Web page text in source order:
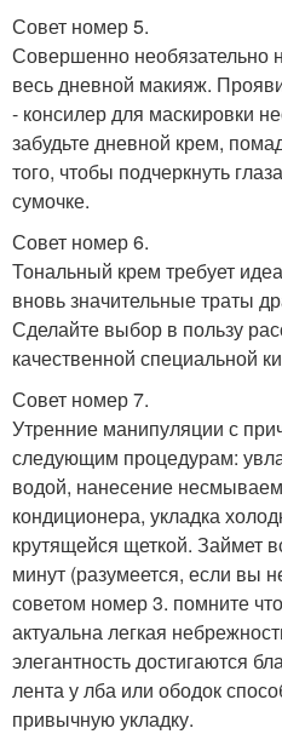
Совет номер 5.
Совершенно необязательно
весь дневной макияж.
- консилер для маскировки
забудьте дневной крем,
того, чтобы подчеркнуть
сумочке.
Совет номер 6.
Тональный крем требует
вновь значительные траты
Сделайте выбор в пользу
качественной специальной
Совет номер 7.
Утренние манипуляции с
следующим процедурам:
водой, нанесение
кондиционера, укладка
крутящейся щеткой. Займет
минут (разумеется, если вы
советом номер 3. помните
актуальна легкая
элегантность достигаются
лента у лба или ободок
привычную укладку.